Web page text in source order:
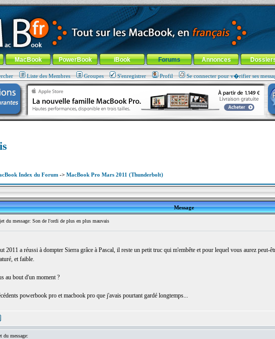
100% nomade !
menu général-Aller au menu de la rubrique
MacBook PowerBook iBook Forums Annonces
Liste des Membres Groupes S'enregistrer Profil Se connecter pour v�rifier ses
Index du Forum-> MacBook Pro Mars 2011 (Thunderbolt)
Message
du message: Son de l'ordi de plus en plus mauvais
2011 a réussi à dompter Sierra grâce à Pascal, il reste un petit truc qui m'embête et pour lequel vous aurez
et faible.
au bout d'un moment ?
powerbook pro et macbook pro que j'avais pourtant gardé longtemps...
du message: